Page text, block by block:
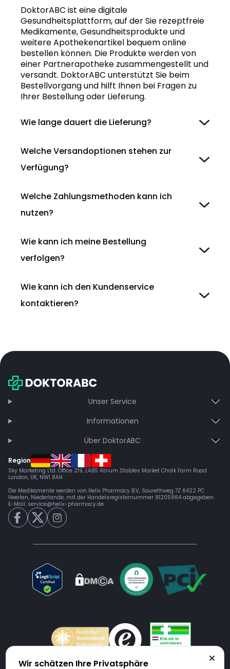
DoktorABC ist eine digitale
Gesundheitsplattform, auf der Sie rezeptfreie
Medikamente, Gesundheitsprodukte und
weitere Apothekenartikel bequem online
bestellen können. Die Produkte werden von
einer Partnerapotheke zusammengestellt und
versandt. DoktorABC unterstützt Sie beim
Bestellvorgang und hilft Ihnen bei Fragen zu
Ihrer Bestellung oder Lieferung.
Wie lange dauert die Lieferung?
Welche Versandoptionen stehen zur
Verfügung?
Welche Zahlungsmethoden kann ich
nutzen?
Wie kann ich meine Bestellung
verfolgen?
Wie kann ich den Kundenservice
kontaktieren?
Unser Service
Informationen
Über DoktorABC
Region
Sky Marketing Ltd. Office 219, LABS Atrium Stables Market Chalk Farm Road
London, UK, NW1 8AH
Die Medikamente werden von Helix Pharmacy B.V, Sourethweg 7Z 6422 PC
Heerlen, Niederlande, mit der Handelsregisternummer 81205864 abgegeben.
E-Mail: service@helix-pharmacy.de
Wir schätzen Ihre Privatsphäre